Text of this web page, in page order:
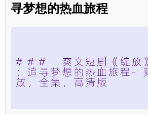
寻梦想的热血旅程